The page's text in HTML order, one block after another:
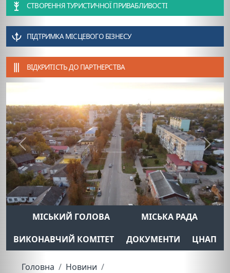
СТВОРЕННЯ ТУРИСТИЧНОЇ ПРИВАБЛИВОСТІ
ПІДТРИМКА МІСЦЕВОГО БІЗНЕСУ
ВІДКРИТІСТЬ ДО ПАРТНЕРСТВА
Previous Next
МІСЬКИЙ ГОЛОВА
МІСЬКА РАДА
ВИКОНАВЧИЙ КОМІТЕТ
ДОКУМЕНТИ ЦНАП
Головна Новини